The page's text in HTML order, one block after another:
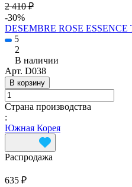
2 410 ₽
-30%
DESEMBRE ROSE ESSENCE
5
2
В наличии
Арт. D038
В корзину
Страна производства
:
Южная Корея
Распродажа
635 ₽